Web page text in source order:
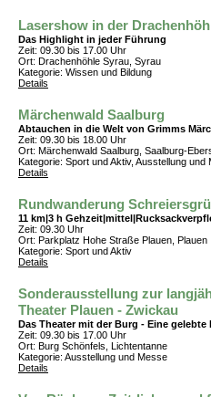
Lasershow in der
Das Highlight in jeder Führung
Zeit: 09.30 bis 17.00 Uhr
Ort: Drachenhöhle Syrau, Syrau
Kategorie: Wissen und Bildung
Details
Märchenwald Saalburg
Abtauchen in die Welt von Grimms
Zeit: 09.30 bis 18.00 Uhr
Ort: Märchenwald Saalburg, Saalburg-
Kategorie: Sport und Aktiv, Ausstellung und
Details
Rundwanderung
11 km|3 h
Zeit: 09.30 Uhr
Ort: Parkplatz Hohe Straße Plauen, Plauen
Kategorie: Sport und Aktiv
Details
Sonderausstellung zur
Theater Plauen - Zwickau
Das Theater mit der Burg - Eine gelebte
Zeit: 09.30 bis 17.00 Uhr
Ort: Burg Schönfels, Lichtentanne
Kategorie: Ausstellung und Messe
Details